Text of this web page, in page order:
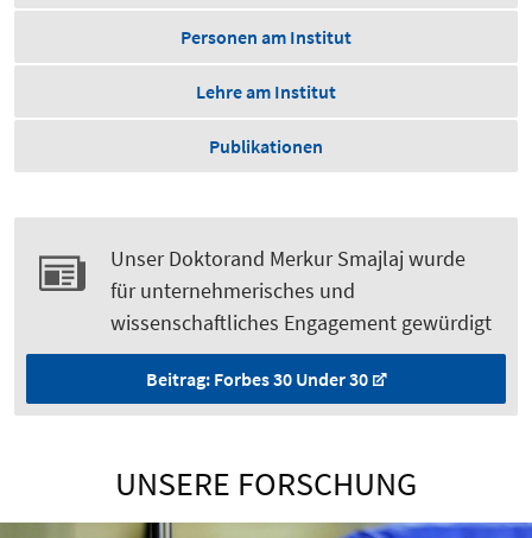
Personen am Institut
Lehre am Institut
Publikationen
Unser Doktorand Merkur Smajlaj wurde
für unternehmerisches und
wissenschaftliches Engagement gewürdigt
Beitrag: Forbes 30 Under 30
UNSERE FORSCHUNG